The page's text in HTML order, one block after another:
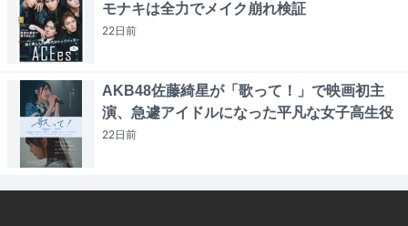
モナキは全力でメイク崩れ検証
22日前
AKB48佐藤綺星が「歌って！」で映画初主
演、急遽アイドルになった平凡な女子高生役
22日前